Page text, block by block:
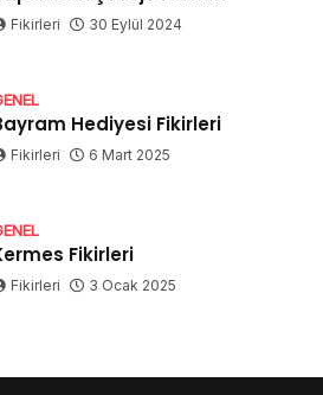
Fikirleri 30 Eylül 2024
Hediyesi Fikirleri
Fikirleri 6 Mart 2025
Fikirleri
Fikirleri 3 Ocak 2025